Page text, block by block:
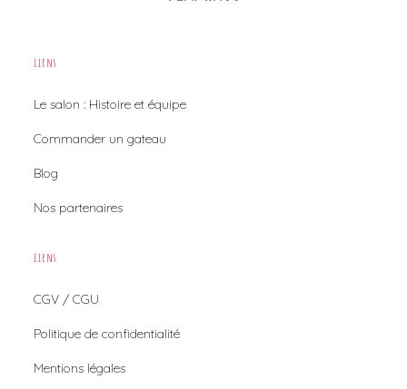
Liens
Le salon : Histoire et équipe
Commander un gateau
Blog
Nos partenaires
Liens
CGV / CGU
Politique de confidentialité
Mentions légales